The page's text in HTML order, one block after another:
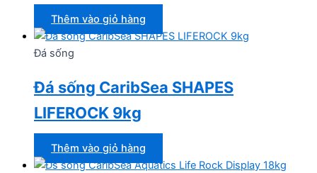
Thêm vào giỏ hàng
Đá sống
Đá sống CaribSea SHAPES
LIFEROCK 9kg
Thêm vào giỏ hàng